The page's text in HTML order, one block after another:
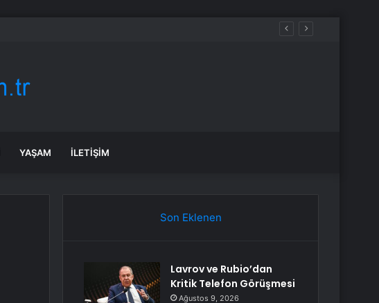
YAŞAM İLETIŞIM
Son Eklenen
Lavrov ve Rubio’dan
Kritik Telefon Görüşmesi
Ağustos 9, 2026